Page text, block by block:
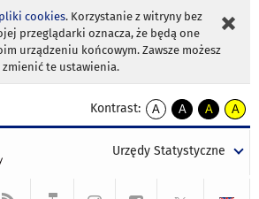
pliki cookies. Korzystanie z witryny bez
przeglądarki oznacza, że będą one
urządzeniu końcowym. Zawsze możesz
zmienić te ustawienia.
Kontrast:
A
kontrast
A
kontrast
tekst
czarnym
A
kontrast
tekst
czarnym
A
tekst
żółtym
Urzędy Statystyczne